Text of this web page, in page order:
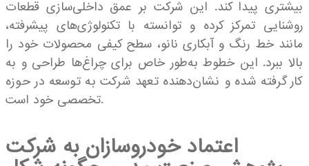
بیشتری پیدا کند. این شرکت بر عمق داخلی‌سازی قطعات
روشنایی تمرکز کرده و توانسته با تکنولوژی‌های پیشرفته،
مانند خط رنگ و آبکاری نانو، سطح کیفی محصولات خود را
بالا ببرد. این خطوط به‌طور خاص برای چراغ‌ها طراحی و به
کار گرفته شده و نشان‌دهنده تعهد شرکت به توسعه در حوزه
تخصصی خود است.
اعتماد خودروسازان به شرکت